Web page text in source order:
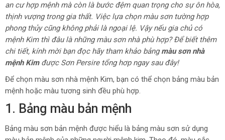
an cư hợp mệnh mà còn là bước đệm quan trọng cho sự ôn hòa,
thịnh vượng trong gia thất. Việc lựa chọn màu sơn tường hợp
phong thủy cũng không phải là ngoại lệ. Vậy nếu gia chủ có
mệnh Kim thì đâu là những màu sơn nhà phù hợp? Để biết thêm
chi tiết, kính mời bạn đọc hãy tham khảo bảngmàu sơn nhà
mệnh Kimđược Sơn Persire tổng hơp ngay sau đây!
Để chọn màu sơn nhà mệnh Kim, bạn có thể chọn bảng màu bản
mệnh hoặc màu tương sinh đều phù hợp.
1. Bảng màu bản mệnh
Bảng màu sơn bản mệnh được hiểu là bảng màu sơn sử dụng